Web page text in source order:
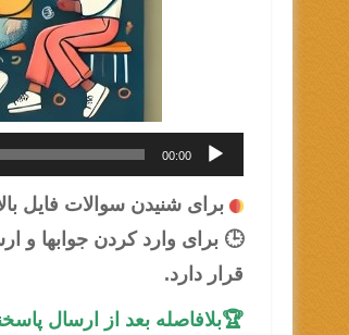
00:00
برای شنیدن سوالات فایل
قرار دارد.
🏆بلافاصله بعد از ارسال